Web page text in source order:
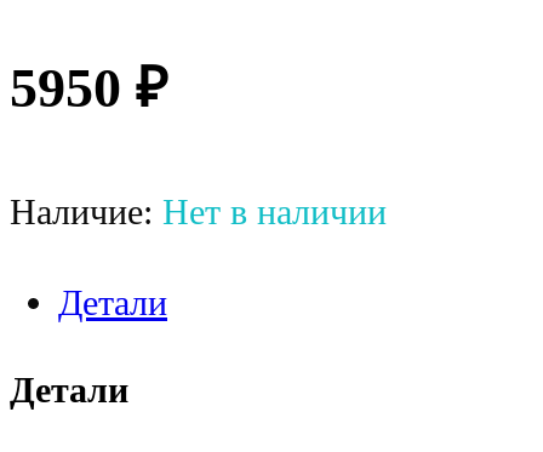
5950 ₽
Наличие: Нет в наличии
Детали
Детали